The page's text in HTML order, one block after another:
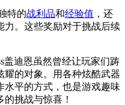
特的战利品和经验值 ，还
力。这些奖励对于挑战后续
盖迪恩虽然曾经让玩家们踌
耀的对象。用各种炫酷武器
水平的方式，也是游戏趣味
挑战与惊喜！